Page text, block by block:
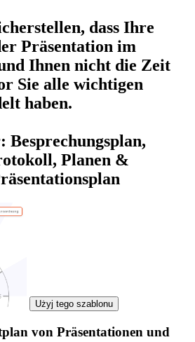
dass Ihre
Präsentation im
Ihnen nicht die Zeit
Sie alle wichtigen
haben.
Besprechungsplan,
Planen &
Użyj tego szablonu
von Präsentationen und